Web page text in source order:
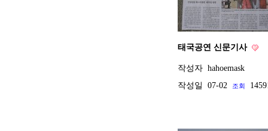
태국공연 신문기사
작성자 hahoemask
작성일
07-02 조회